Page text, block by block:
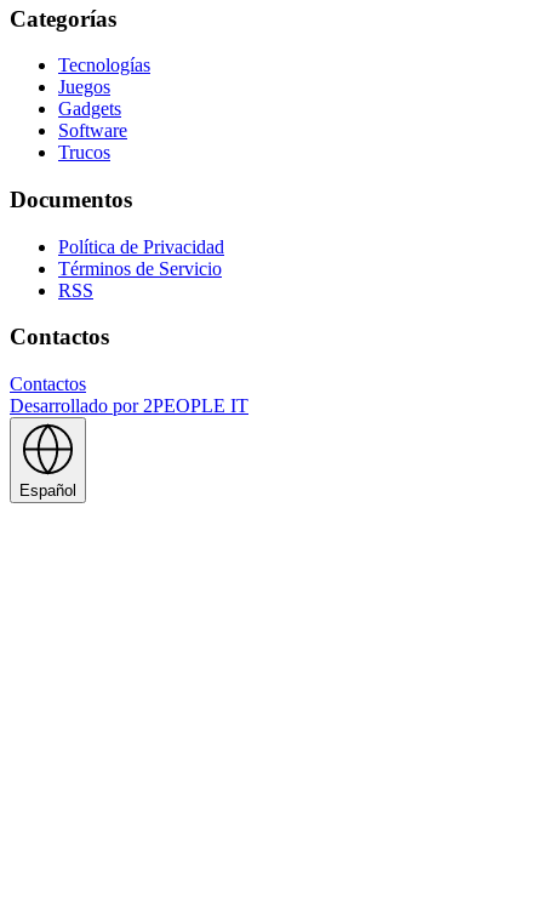
Categorías
Tecnologías
Juegos
Gadgets
Software
Trucos
Documentos
Política de Privacidad
Términos de Servicio
RSS
Contactos
Contactos
Desarrollado por2PEOPLE IT
Español